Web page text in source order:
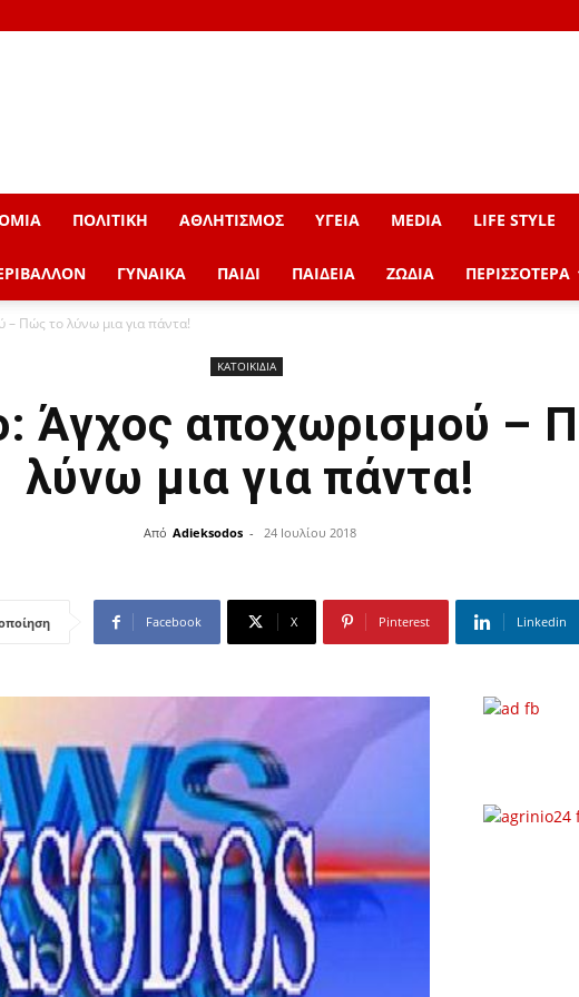
ΠΟΛΙΤΙΚΗ ΑΘΛΗΤΙΣΜΟΣ ΥΓΕΙΑ MEDIA LIFE STYLE
ΓΥΝΑΙΚΑ ΠΑΙΔΙ ΠΑΙΔΕΙΑ ΖΩΔΙΑ ΠΕΡΙΣΣΟΤΕΡΑ
– Πώς το λύνω μια για πάντα!
ΚΑΤΟΙΚΙΔΙΑ
Άγχος αποχωρισμού –
λύνω μια για πάντα!
Από Adieksodos - 24 Ιουλίου 2018
Facebook X Pinterest Linkedin